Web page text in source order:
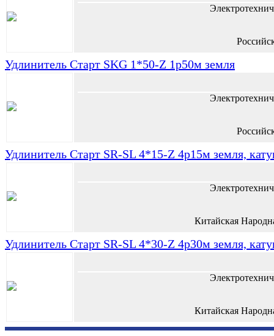
Удлинитель Старт SKG 1*50-Z 1р50м земля
Удлинитель Старт SR-SL 4*15-Z 4р15м земля,
Китайская
Удлинитель Старт SR-SL 4*30-Z 4р30м земля,
Китайская